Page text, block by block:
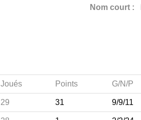
Nom court :
Joués Points G/N/P
29 31 9/9/11